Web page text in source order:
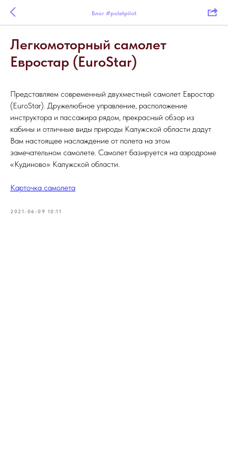
Блог #poletpilot
Легкомоторный самолет
Евростар (EuroStar)
Представляем современный двухместный самолет Евростар
(EuroStar). Дружелюбное управление, расположение
инструктора и пассажира рядом, прекрасный обзор из
кабины и отличные виды природы Калужской области дадут
Вам настоящее наслаждение от полета на этом
замечательном самолете. Самолет базируется на аэродроме
«Кудиново» Калужской области.
Карточка самолета
2021-06-09 10:11